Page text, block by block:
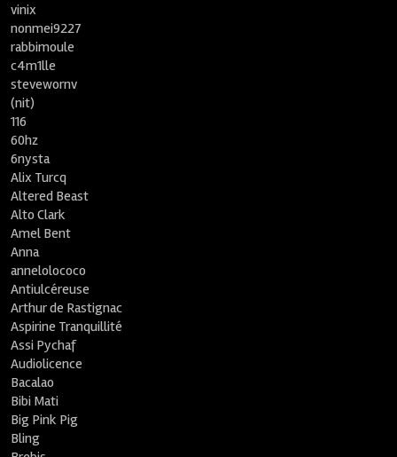
vinix
nonmei9227
rabbimoule
c4m1lle
stevewornv
(nit)
116
60hz
6nysta
Alix Turcq
Altered Beast
Alto Clark
Amel Bent
Anna
annelolococo
Antiulcéreuse
Arthur de Rastignac
Aspirine Tranquillité
Assi Pychaf
Audiolicence
Bacalao
Bibi Mati
Big Pink Pig
Bling